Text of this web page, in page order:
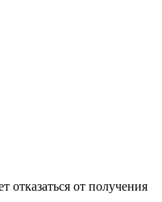
от получения